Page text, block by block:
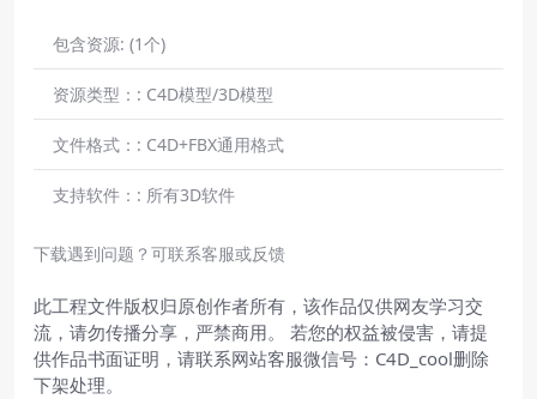
包含资源: (1个)
资源类型：: C4D模型/3D模型
文件格式：: C4D+FBX通用格式
支持软件：: 所有3D软件
下载遇到问题？可联系客服或反馈
此工程文件版权归原创作者所有，该作品仅供网友学习交
流，请勿传播分享，严禁商用。 若您的权益被侵害，请提
供作品书面证明，请联系网站客服微信号：C4D_cool删除
下架处理。